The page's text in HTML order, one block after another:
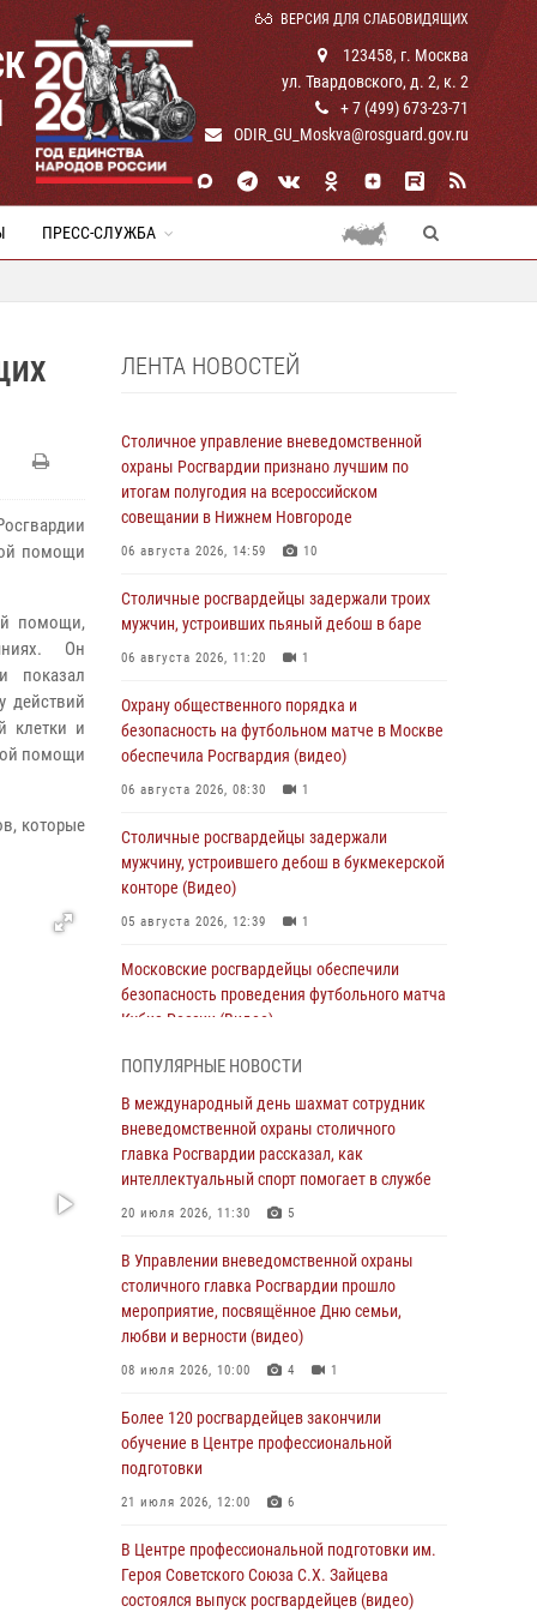
ВЕРСИЯ ДЛЯ СЛАБОВИДЯЩИХ
123458, г. Москва
ул. Твардовского, д. 2, к. 2
+ 7 (499) 673-23-71
ODIR_GU_Moskva@rosguard.gov.ru
ПРЕСС-СЛУЖБА
помощи
помощи,
Он
показал
действий
клетки и
помощи
которые
ЛЕНТА НОВОСТЕЙ
Столичное управление вневедомственной
охраны Росгвардии признано лучшим по
итогам полугодия на всероссийском
совещании в Нижнем Новгороде
06 августа 2026, 14:59 10
Столичные росгвардейцы задержали троих
мужчин, устроивших пьяный дебош в баре
06 августа 2026, 11:20 1
Охрану общественного порядка и
безопасность на футбольном матче в Москве
обеспечила Росгвардия (видео)
06 августа 2026, 08:30 1
Столичные росгвардейцы задержали
мужчину, устроившего дебош в букмекерской
конторе (Видео)
05 августа 2026, 12:39 1
Московские росгвардейцы обеспечили
безопасность проведения футбольного матча
Кубка России (Видео)
Делегация МВД Республики Беларусь
ознакомилась с передовыми методами
работы Росгвардии в Москве (видео)
04 августа 2026, 18:16 5 1
чемпионат по самбо и боевому самбо.
(видео)
04 августа 2026, 14:00 7 1
Офицер Росгвардии стал гостем прямого
работе дежурных частей
04 августа 2026, 12:28
В Москве росгвардейцы задержали
торгового центра (видео)
04 августа 2026, 08:26 1
ПОПУЛЯРНЫЕ НОВОСТИ
В международный день шахмат сотрудник
вневедомственной охраны столичного
главка Росгвардии рассказал, как
интеллектуальный спорт помогает в службе
20 июля 2026, 11:30 5
В Управлении вневедомственной охраны
столичного главка Росгвардии прошло
мероприятие, посвящённое Дню семьи,
любви и верности (видео)
08 июля 2026, 10:00 4 1
Более 120 росгвардейцев закончили
обучение в Центре профессиональной
подготовки
21 июля 2026, 12:00 6
В Центре профессиональной подготовки им.
Героя Советского Союза С.Х. Зайцева
состоялся выпуск росгвардейцев (видео)